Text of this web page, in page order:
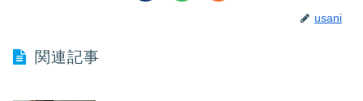
usani
関連記事